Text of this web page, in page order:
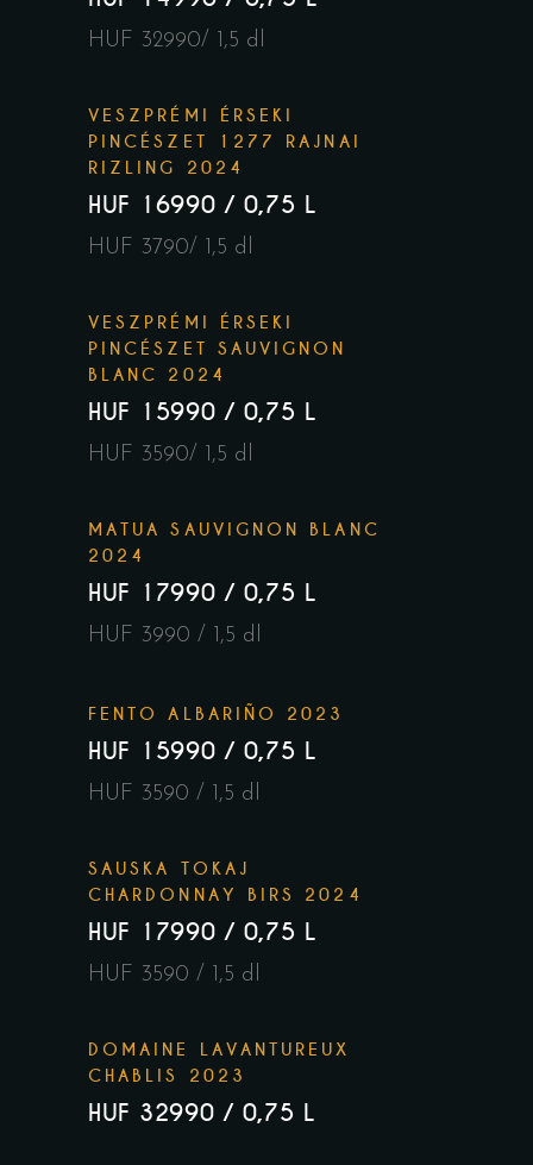
HUF 32990/ 1,5 dl
VESZPRÉMI ÉRSEKI
PINCÉSZET 1277 RAJNAI
RIZLING 2024
HUF 16990 / 0,75 L
HUF 3790/ 1,5 dl
VESZPRÉMI ÉRSEKI
PINCÉSZET SAUVIGNON
BLANC 2024
HUF 15990 / 0,75 L
HUF 3590/ 1,5 dl
MATUA SAUVIGNON BLANC
2024
HUF 17990 / 0,75 L
HUF 3990 / 1,5 dl
FENTO ALBARIÑO 2023
HUF 15990 / 0,75 L
HUF 3590 / 1,5 dl
SAUSKA TOKAJ
CHARDONNAY BIRS 2024
HUF 17990 / 0,75 L
HUF 3590 / 1,5 dl
DOMAINE LAVANTUREUX
CHABLIS 2023
HUF 32990 / 0,75 L